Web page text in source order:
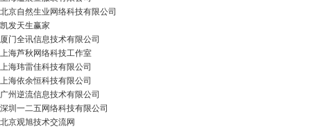
北京自然生业网络科技有限公司
凯发天生赢家
厦门全讯信息技术有限公司
上海芦秋网络科技工作室
上海玮雷佳科技有限公司
上海依余恒科技有限公司
广州逆流信息技术有限公司
深圳一二五网络科技有限公司
北京观旭技术交流网